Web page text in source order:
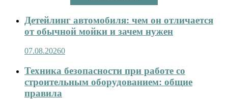
Детейлинг автомобиля: чем он отличается
от обычной мойки и зачем нужен
07.08.20260
Техника безопасности при работе со
строительным оборудованием: общие
правила